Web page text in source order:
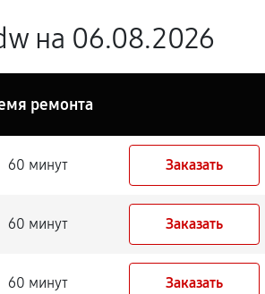
на 06.08.2026
ремонта
60 минут Заказать
60 минут Заказать
60 минут Заказать